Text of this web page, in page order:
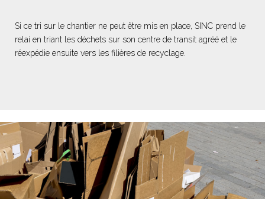
Si ce tri sur le chantier ne peut être mis en place, SINC prend le
relai en triant les déchets sur son centre de transit agréé et le
réexpédie ensuite vers les filières de recyclage.